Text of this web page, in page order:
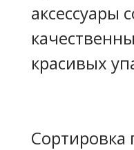
аксессуары
красивых
Сортировка